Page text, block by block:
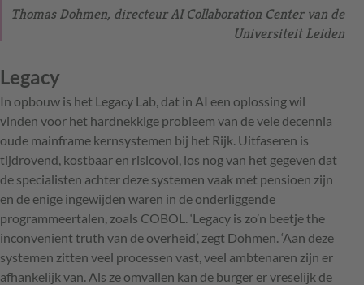
Thomas Dohmen, directeur AI Collaboration Center van de
Universiteit Leiden
Legacy
In opbouw is het Legacy Lab, dat in AI een oplossing wil
vinden voor het hardnekkige probleem van de vele decennia
oude mainframe kernsystemen bij het Rijk. Uitfaseren is
tijdrovend, kostbaar en risicovol, los nog van het gegeven dat
de specialisten achter deze systemen vaak met pensioen zijn
en de enige ingewijden waren in de onderliggende
programmeertalen, zoals COBOL. ‘Legacy is zo’n beetje the
inconvenient truth van de overheid’, zegt Dohmen. ‘Aan deze
systemen zitten veel processen vast, veel ambtenaren zijn er
afhankelijk van. Als ze omvallen kan de burger er vreselijk de